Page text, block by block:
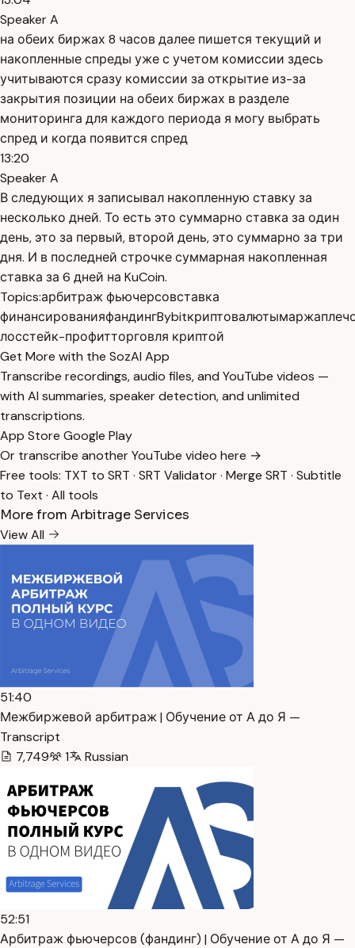
Speaker A
на обеих биржах 8 часов далее пишется текущий и
накопленные спреды уже с учетом комиссии здесь
учитываются сразу комиссии за открытие из-за
закрытия позиции на обеих биржах в разделе
мониторинга для каждого периода я могу выбрать
спред и когда появится спред
13:20
Speaker A
В следующих я записывал накопленную ставку за
несколько дней. То есть это суммарно ставка за один
день, это за первый, второй день, это суммарно за три
дня. И в последней строчке суммарная накопленная
ставка за 6 дней на KuCoin.
Topics:арбитраж фьючерсовставка
финансированияфандингBybitкриптовалютымаржа
лосстейк-профитторговля криптой
Get More with the SozAI App
Transcribe recordings, audio files, and YouTube videos —
with AI summaries, speaker detection, and unlimited
transcriptions.
App Store Google Play
Or transcribe another YouTube video here →
Free tools: TXT to SRT · SRT Validator· Merge SRT · Subtitle
to Text · All tools
More from Arbitrage Services
View All
51:40
Межбиржевой арбитраж | Обучение от А до Я —
Transcript
7,749
1 Russian
52:51
Арбитраж фьючерсов (фандинг) | Обучение от А до Я —